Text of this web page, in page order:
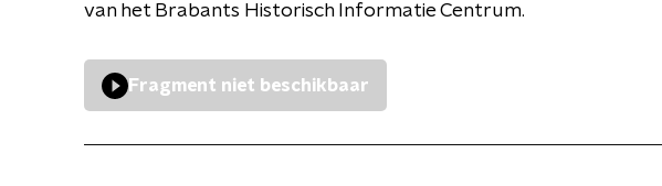
van het Brabants Historisch Informatie Centrum.
Fragment niet beschikbaar